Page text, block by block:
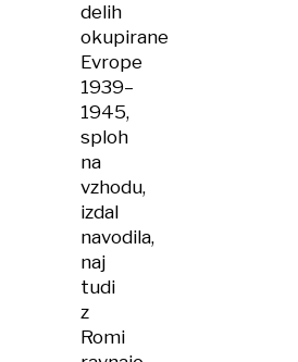
delih
okupirane
Evrope
1939–
1945,
sploh
na
vzhodu,
izdal
navodila,
naj
tudi
z
Romi